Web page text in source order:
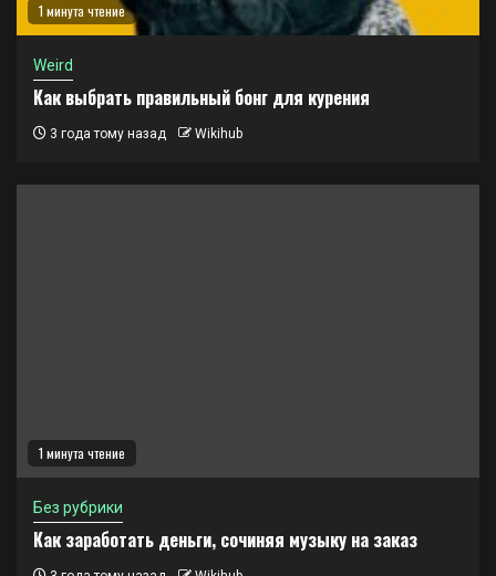
1 минута чтение
Weird
Как выбрать правильный бонг для курения
3 года тому назад Wikihub
1 минута чтение
Без рубрики
Как заработать деньги, сочиняя музыку на заказ